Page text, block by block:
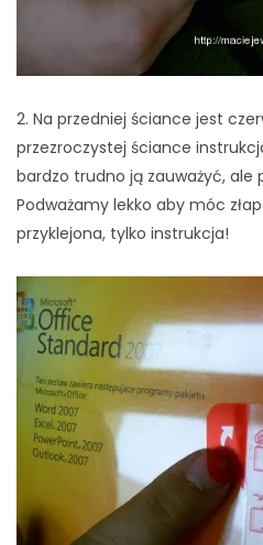
2. Na przedniej ściance jest
przezroczystej ściance
bardzo trudno ją zauważyć, ale
Podważamy lekko aby móc
przyklejona, tylko instrukcja!